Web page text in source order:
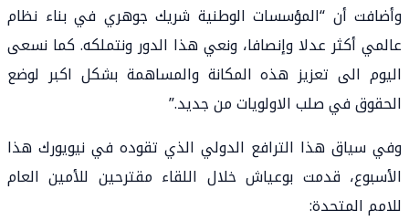
وأضافت أن “المؤسسات الوطنية شريك جوهري في بناء نظام
عالمي أكثر عدلا وإنصافا، ونعي هذا الدور ونتملكه. كما نسعى
اليوم الى تعزيز هذه المكانة والمساهمة بشكل اكبر لوضع
الحقوق في صلب الاولويات من جديد.”
وفي سياق هذا الترافع الدولي الذي تقوده في نيويورك هذا
الأسبوع، قدمت بوعياش خلال اللقاء مقترحين للأمين العام
للامم المتحدة: